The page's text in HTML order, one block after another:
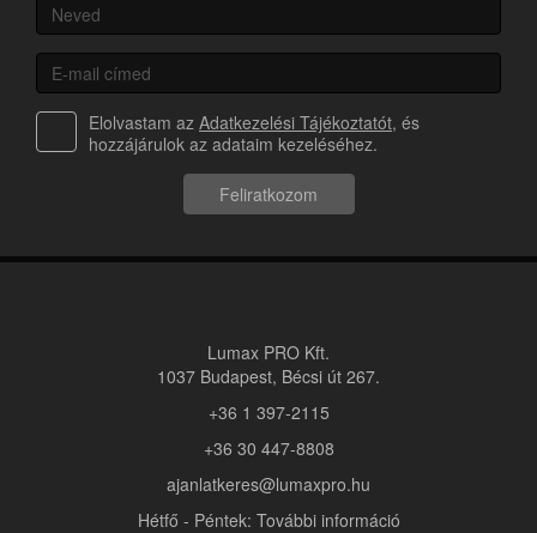
Elolvastam az Adatkezelési Tájékoztatót, és
hozzájárulok az adataim kezeléséhez.
Feliratkozom
Lumax PRO Kft.
1037 Budapest, Bécsi út 267.
+36 1 397-2115
+36 30 447-8808
ajanlatkeres@lumaxpro.hu
Hétfő - Péntek: További információ